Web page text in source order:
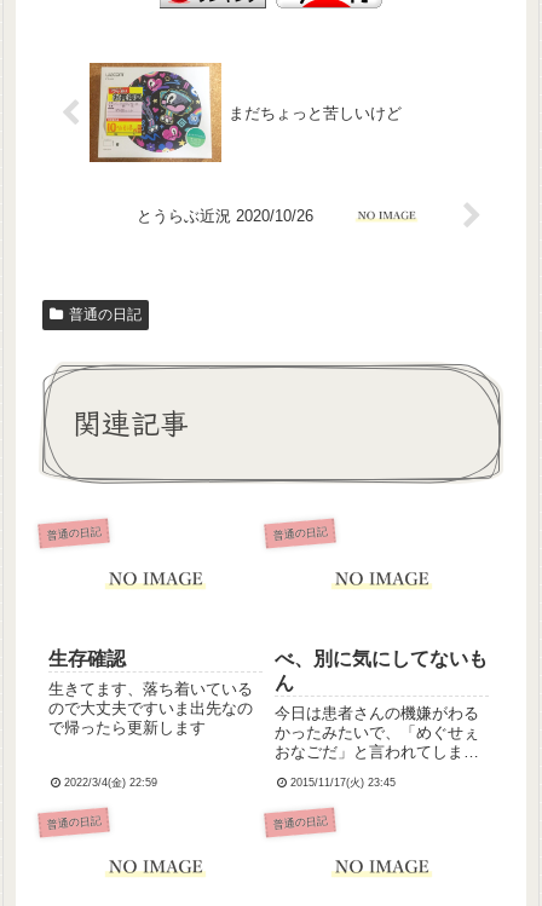
まだちょっと苦しいけど
とうらぶ近況 2020/10/26
普通の日記
関連記事
普通の日記
生存確認
生きてます、落ち着いている
ので大丈夫ですいま出先なの
で帰ったら更新します
2022/3/4(金) 22:59
普通の日記
べ、別に気にしてないも
ん
今日は患者さんの機嫌がわる
かったみたいで、「めぐせぇ
おなごだ」と言われてしまっ
∀；)苦笑いや分かってるし！
分かってるだけによけいに悲
しい！けど！別の患者さんに
明日は入浴介助だあああ頑張
2015/11/17(火) 23:45
普通の日記 普通の日記